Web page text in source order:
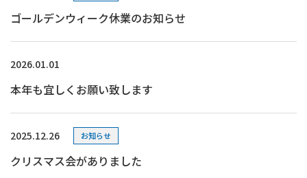
ゴールデンウィーク休業のお知らせ
2026.01.01
本年も宜しくお願い致します
2025.12.26 お知らせ
クリスマス会がありました